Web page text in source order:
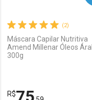
(2)
Máscara Capilar Nutritiva
Amend Millenar Óleos
300g
R$